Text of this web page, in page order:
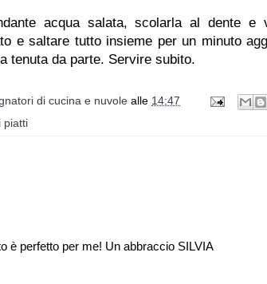
acqua salata, scolarla al dente e
e saltare tutto insieme per un minuto
tenuta da parte. Servire subito.
di cucina e nuvole alle 14:47
piatti
è perfetto per me! Un abbraccio SILVIA